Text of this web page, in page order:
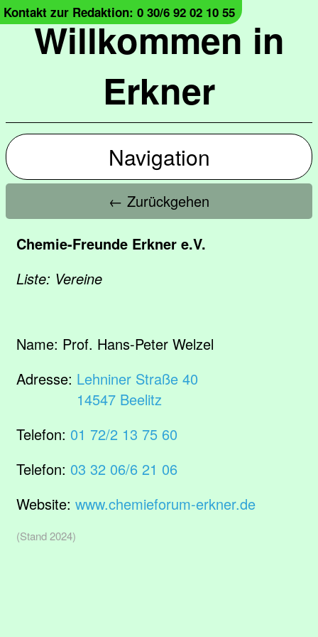
Willkommen in
Erkner
Kontakt zur Redaktion: 0 30/6 92 02 10 55
Navigation
← Zurückgehen
Chemie-Freunde Erkner e.V.
Liste: Vereine
Name: Prof. Hans-Peter Welzel
Adresse: Lehniner Straße 40
14547 Beelitz
Telefon: 01 72/2 13 75 60
Telefon: 03 32 06/6 21 06
Website: www.chemieforum-erkner.de
(Stand 2024)